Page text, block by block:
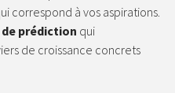
correspond à vos aspirations.
prédiction qui
de croissance concrets